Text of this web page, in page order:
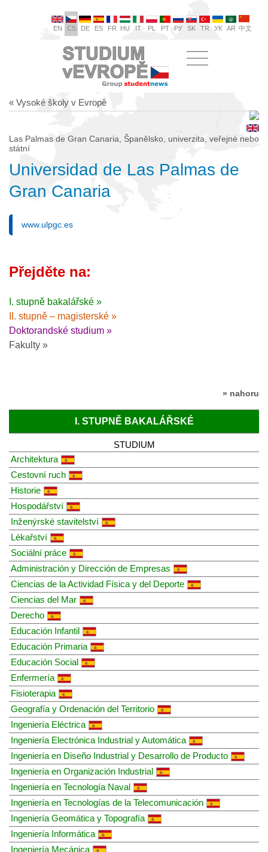
EN CS DE ES FR HU IT PL PT РУ SK TR УК AR 中文
« Vysoké školy v Evropě
Las Palmas de Gran Canaria, Španělsko, univerzita, veřejné nebo
státní
Universidad de Las Palmas de
Gran Canaria
www.ulpgc.es
Přejděte na:
I. stupně bakalářské »
II. stupně – magisterské »
Doktorandské studium »
Fakulty »
» nahoru
I. STUPNĚ BAKALÁŘSKÉ
STUDIUM
Architektura
Cestovní ruch
Historie
Hospodářství
Inženýrské stavitelství
Lékařství
Sociální práce
Administración y Dirección de Empresas
Ciencias de la Actividad Física y del Deporte
Ciencias del Mar
Derecho
Educación Infantil
Educación Primaria
Educación Social
Enfermería
Fisioterapia
Geografía y Ordenación del Territorio
Ingeniería Eléctrica
Ingeniería Electrónica Industrial y Automática
Ingeniería en Diseño Industrial y Desarrollo de Producto
Ingeniería en Organización Industrial
Ingeniería en Tecnología Naval
Ingeniería en Tecnologías de la Telecomunicación
Ingeniería Geomática y Topografía
Ingeniería Informática
Ingeniería Mecánica